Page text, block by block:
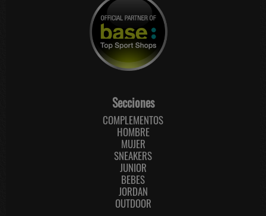
Secciones
COMPLEMENTOS
HOMBRE
MUJER
SNEAKERS
JUNIOR
BEBES
JORDAN
OUTDOOR